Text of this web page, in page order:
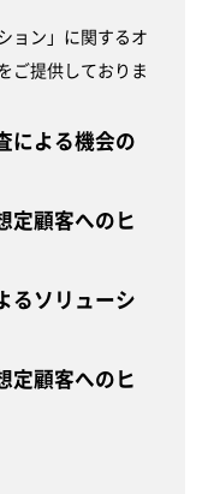
ョン」に関するオ
ご提供しておりま
による機会の
定顧客へのヒ
るソリューシ
定顧客へのヒ